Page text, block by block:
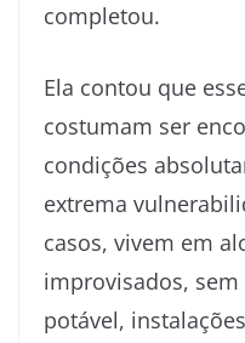
completou.
Ela contou que
costumam ser
condições
extrema
casos, vivem em
improvisados, sem
potável,